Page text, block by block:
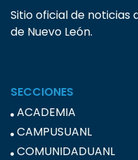
Sitio oficial de noticias
de Nuevo León.
SECCIONES
ACADEMIA
CAMPUSUANL
COMUNIDADUANL